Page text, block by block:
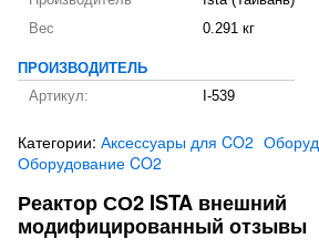
Вес
0.291 кг
ПРОИЗВОДИТЕЛЬ
Артикул:
I-539
Категории: Аксессуары для CO2
Оборудование CO2
Реактор СО2 ISTA внешний
модифицированный отзывы